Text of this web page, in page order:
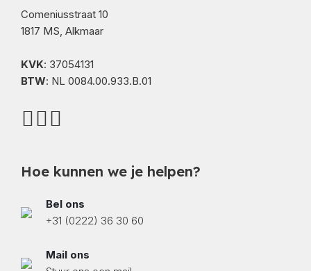
Comeniusstraat 10
1817 MS, Alkmaar
KVK: 37054131
BTW: NL 0084.00.933.B.01
Hoe kunnen we je helpen?
Bel ons
+31 (0222) 36 30 60
Mail ons